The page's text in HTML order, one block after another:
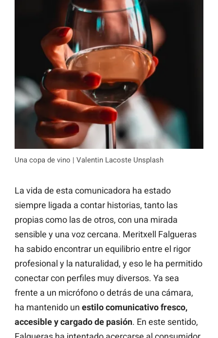
Una copa de vino | Valentin Lacoste Unsplash
La vida de esta comunicadora ha estado
siempre ligada a contar historias, tanto las
propias como las de otros, con una mirada
sensible y una voz cercana. Meritxell Falgueras
ha sabido encontrar un equilibrio entre el rigor
profesional y la naturalidad, y eso le ha permitido
conectar con perfiles muy diversos. Ya sea
frente a un micrófono o detrás de una cámara,
ha mantenido un estilo comunicativo fresco,
accesible y cargado de pasión. En este sentido,